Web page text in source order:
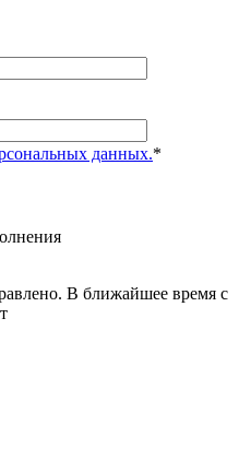
данных.*
В ближайшее время с